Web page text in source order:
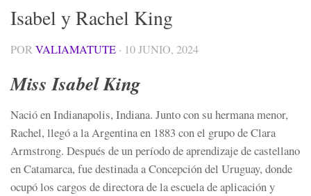
Isabel y Rachel King
POR VALIAMATUTE · 10 JUNIO, 2024
Miss Isabel King
Nació en Indianapolis, Indiana. Junto con su hermana menor,
Rachel, llegó a la Argentina en 1883 con el grupo de Clara
Armstrong. Después de un período de aprendizaje de castellano
en Catamarca, fue destinada a Concepción del Uruguay, donde
ocupó los cargos de directora de la escuela de aplicación y